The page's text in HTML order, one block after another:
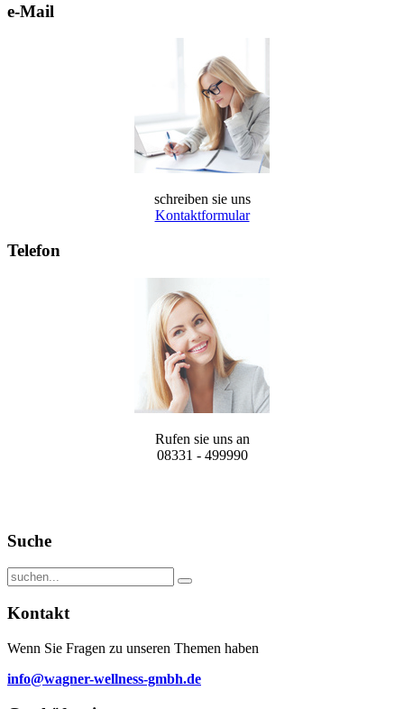
e-Mail
schreiben sie uns
Kontaktformular
Telefon
Rufen sie uns an
08331 - 499990
Suche
Kontakt
Wenn Sie Fragen zu unseren Themen haben
info@wagner-wellness-gmbh.de